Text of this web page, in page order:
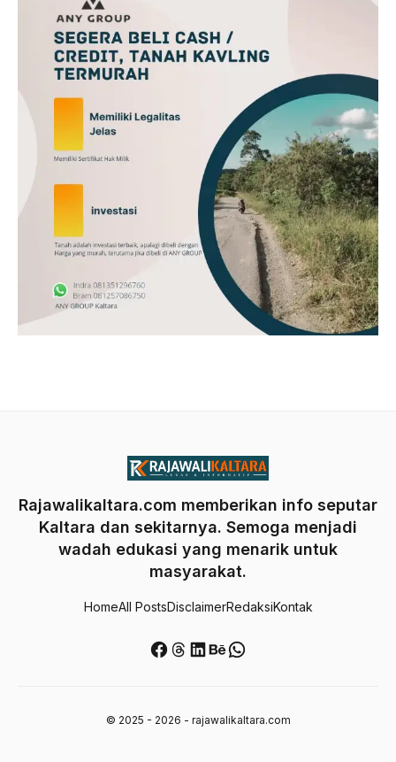
Rajawalikaltara.com memberikan info seputar
Kaltara dan sekitarnya. Semoga menjadi
wadah edukasi yang menarik untuk
masyarakat.
HomeAll PostsDisclaimerRedaksiKontak
Facebook
Threads
LinkedIn
Behance
WhatsApp
© 2025 - 2026 - rajawalikaltara.com